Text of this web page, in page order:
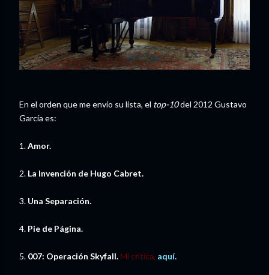
En el orden que me envío su lista, el top-10del 2012 Gustavo
García es:
1.Amor.
2. La Invención de Hugo Cabret.
3. Una Separación.
4. Pie de Página.
5. 007: Operación Skyfall. Mi crítica, aquí.